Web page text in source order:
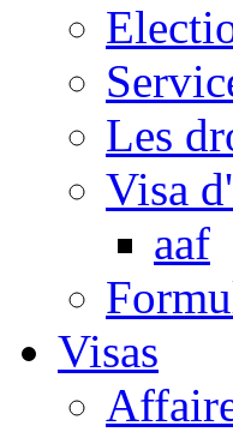
Les
Visa
aaf
Visas